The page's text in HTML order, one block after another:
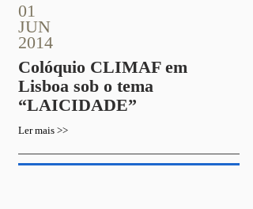
01
JUN
2014
Colóquio CLIMAF em
Lisboa sob o tema
“LAICIDADE”
Ler mais >>